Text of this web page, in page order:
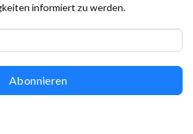
informiert zu werden.
Abonnieren